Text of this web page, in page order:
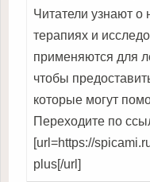
Читатели узнают о
терапиях и
применяются для
чтобы
которые могут
Переходите по
[url=https://
plus[/url]